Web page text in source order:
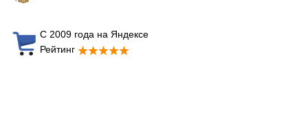
С 2009 года на Яндексе
Рейтинг